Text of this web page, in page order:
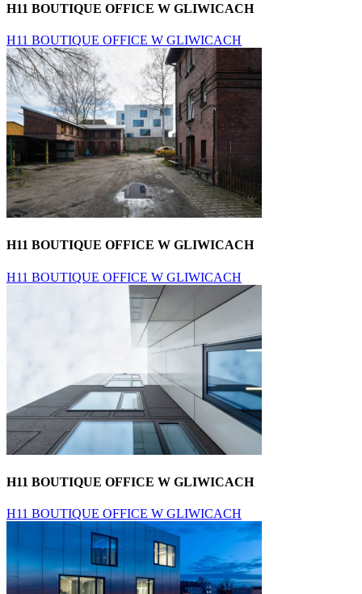
H11 BOUTIQUE OFFICE W GLIWICACH
H11 BOUTIQUE OFFICE W GLIWICACH
H11 BOUTIQUE OFFICE W GLIWICACH
H11 BOUTIQUE OFFICE W GLIWICACH
H11 BOUTIQUE OFFICE W GLIWICACH
H11 BOUTIQUE OFFICE W GLIWICACH